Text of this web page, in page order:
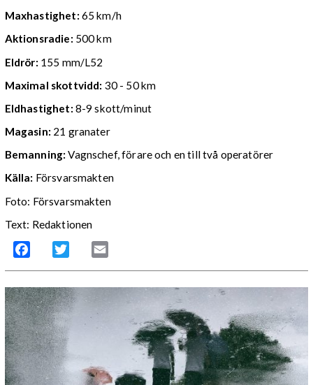
Maxhastighet: 65 km/h
Aktionsradie: 500 km
Eldrör: 155 mm/L52
Maximal skottvidd: 30 - 50 km
Eldhastighet: 8-9 skott/minut
Magasin: 21 granater
Bemanning: Vagnschef, förare och en till två operatörer
Källa: Försvarsmakten
Foto: Försvarsmakten
Text: Redaktionen
Facebook Twitter